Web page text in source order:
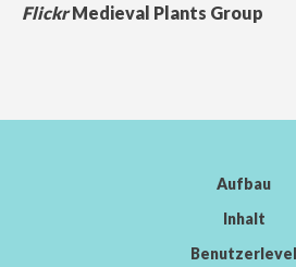
FlickrMedieval Plants Group
Aufbau
Inhalt
Benutzerlevel